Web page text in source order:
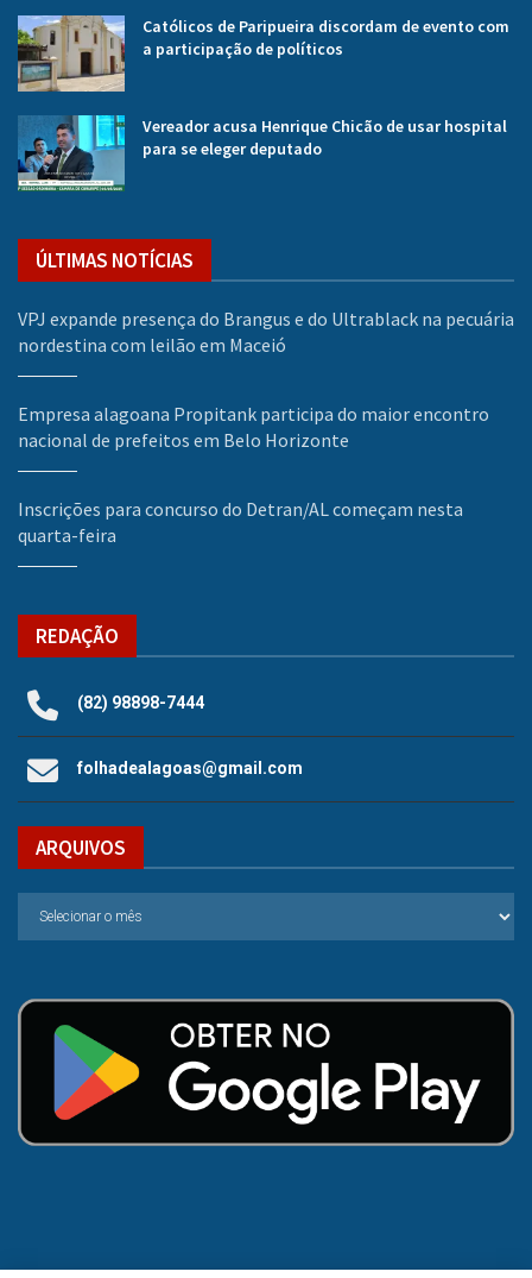
Católicos de Paripueira discordam de evento com
a participação de políticos
Vereador acusa Henrique Chicão de usar hospital
para se eleger deputado
ÚLTIMAS NOTÍCIAS
VPJ expande presença do Brangus e do Ultrablack na pecuária
nordestina com leilão em Maceió
Empresa alagoana Propitank participa do maior encontro
nacional de prefeitos em Belo Horizonte
Inscrições para concurso do Detran/AL começam nesta
quarta-feira
REDAÇÃO
(82) 98898-7444
folhadealagoas@gmail.com
ARQUIVOS